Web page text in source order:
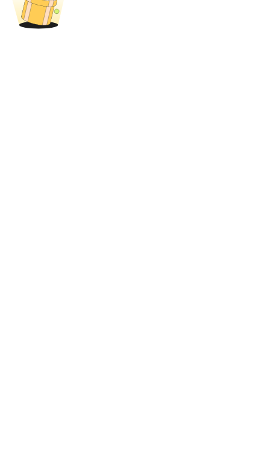
Exclusive for BitMart Users
Register & Trade to Win 500,000 USDT